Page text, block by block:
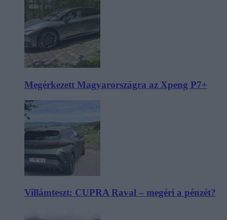
Megérkezett Magyarországra az Xpeng P7+
Villámteszt: CUPRA Raval – megéri a pénzét?